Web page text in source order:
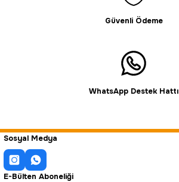
Güvenli Ödeme
WhatsApp Destek Hattı
Sosyal Medya
E-Bülten Aboneliği